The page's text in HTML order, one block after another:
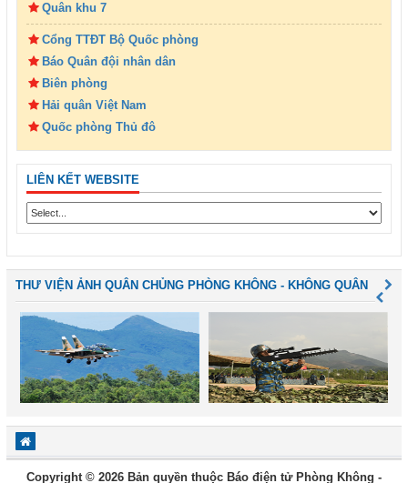
Quân khu 7
Cổng TTĐT Bộ Quốc phòng
Báo Quân đội nhân dân
Biên phòng
Hải quân Việt Nam
Quốc phòng Thủ đô
LIÊN KẾT WEBSITE
THƯ VIỆN ẢNH QUÂN CHỦNG PHÒNG KHÔNG - KHÔNG QUÂN
Copyright © 2026 Bản quyền thuộc Báo điện tử Phòng Không -